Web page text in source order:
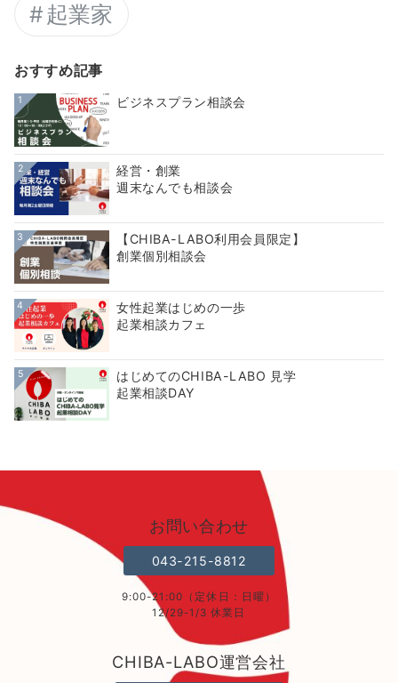
起業家
おすすめ記事
1 ビジネスプラン相談会
2
経営・創業
週末なんでも相談会
3
【CHIBA-LABO利用会員限定】
創業個別相談会
4
女性起業はじめの一歩
起業相談カフェ
5
はじめてのCHIBA-LABO 見学
起業相談DAY
お問い合わせ
043-215-8812
9:00-21:00（定休日：日曜）
12/29-1/3 休業日
CHIBA-LABO運営会社